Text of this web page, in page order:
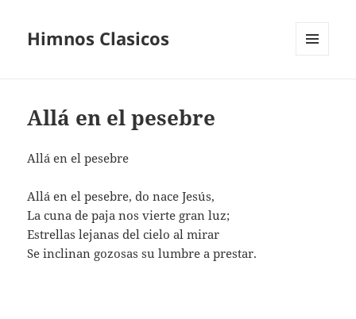
Himnos Clasicos
Allá en el pesebre
Allá en el pesebre
Allá en el pesebre, do nace Jesús,
La cuna de paja nos vierte gran luz;
Estrellas lejanas del cielo al mirar
Se inclinan gozosas su lumbre a prestar.